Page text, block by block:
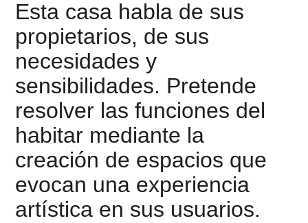
Esta casa habla de sus
propietarios, de sus
necesidades y
sensibilidades. Pretende
resolver las funciones del
habitar mediante la
creación de espacios que
evocan una experiencia
artística en sus usuarios.